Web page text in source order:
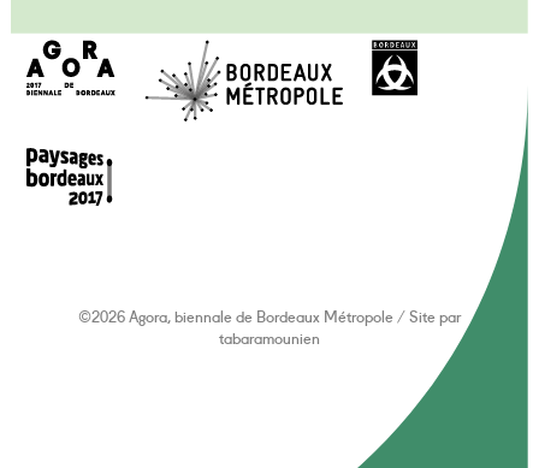
©2026 Agora, biennale de Bordeaux Métropole /Site par
tabaramounien